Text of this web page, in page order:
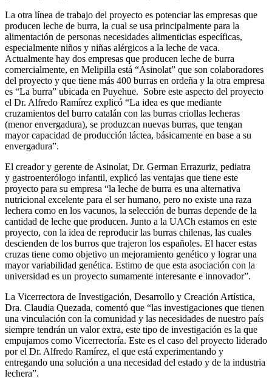
La otra línea de trabajo del proyecto es potenciar las empresas que
producen leche de burra, la cual se usa principalmente para la
alimentación de personas necesidades alimenticias específicas,
especialmente niños y niñas alérgicos a la leche de vaca.
Actualmente hay dos empresas que producen leche de burra
comercialmente, en Melipilla está “Asinolat” que son colaboradores
del proyecto y que tiene más 400 burras en ordeña y la otra empresa
es “La burra” ubicada en Puyehue. Sobre este aspecto del proyecto
el Dr. Alfredo Ramírez explicó “La idea es que mediante
cruzamientos del burro catalán con las burras criollas lecheras
(menor envergadura), se produzcan nuevas burras, que tengan
mayor capacidad de producción láctea, básicamente en base a su
envergadura”.
El creador y gerente de Asinolat, Dr. German Errazuriz, pediatra
y gastroenterólogo infantil, explicó las ventajas que tiene este
proyecto para su empresa “la leche de burra es una alternativa
nutricional excelente para el ser humano, pero no existe una raza
lechera como en los vacunos, la selección de burras depende de la
cantidad de leche que producen. Junto a la UACh estamos en este
proyecto, con la idea de reproducir las burras chilenas, las cuales
descienden de los burros que trajeron los españoles. El hacer estas
cruzas tiene como objetivo un mejoramiento genético y lograr una
mayor variabilidad genética. Estimo de que esta asociación con la
universidad es un proyecto sumamente interesante e innovador”.
La Vicerrectora de Investigación, Desarrollo y Creación Artística,
Dra. Claudia Quezada, comentó que “las investigaciones que tienen
una vinculación con la comunidad y las necesidades de nuestro país
siempre tendrán un valor extra, este tipo de investigación es la que
empujamos como Vicerrectoría. Este es el caso del proyecto liderado
por el Dr. Alfredo Ramírez, el que está experimentando y
entregando una solución a una necesidad del estado y de la industria
lechera”.